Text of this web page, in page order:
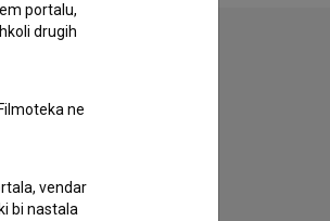
portalu,
drugih
ne
vendar
bi nastala